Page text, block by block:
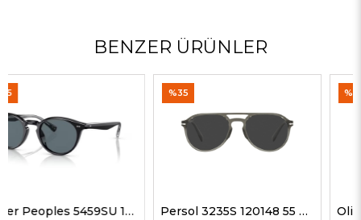
BENZER ÜRÜNLER
Persol 3235S 120148 55 G Unisex Güneş Gözlükleri Oliver Peoples 5298SU 1578W5 51 G Unisex Güneş Gözlükleri